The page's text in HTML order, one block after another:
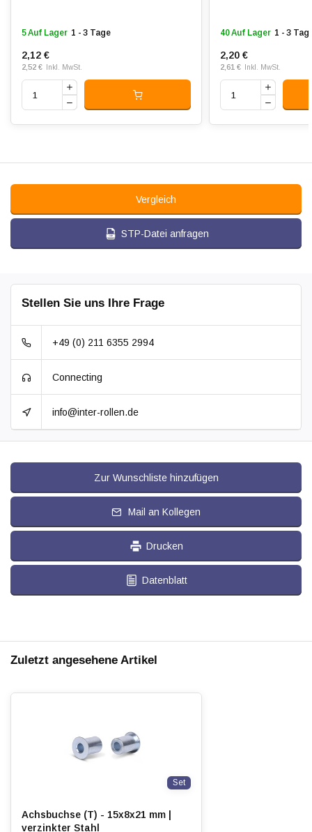
5 Auf Lager 1 - 3 Tage
2,12 €
2,52 € Inkl. MwSt.
40 Auf Lager 1 - 3
2,20 €
2,61 € Inkl. MwSt.
Vergleich
STP-Datei anfragen
Stellen Sie uns Ihre Frage
+49 (0) 211 6355 2994
Connecting
info@inter-rollen.de
Zur Wunschliste hinzufügen
Mail an Kollegen
Drucken
Datenblatt
Zuletzt angesehene Artikel
Set
Achsbuchse (T) - 15x8x21 mm |
verzinkter Stahl